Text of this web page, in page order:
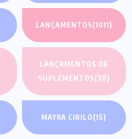
LANÇAMENTOS(1011)
LANÇAMENTOS DE
SUPLEMENTOS(30)
MAYRA CIRILO(15)